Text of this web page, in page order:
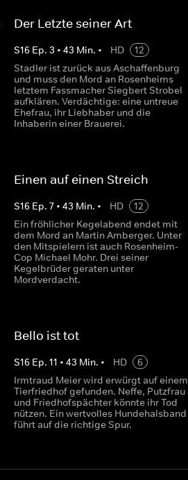
Der Letzte seiner Art
S16 Ep. 3 • 43 Min. • HD
12
Stadler ist zurück aus Aschaffenburg
und muss den Mord an Rosenheims
letztem Fassmacher Siegbert Strobel
aufklären. Verdächtige: eine untreue
Ehefrau, ihr Liebhaber und die
Inhaberin einer Brauerei.
Einen auf einen Streich
S16 Ep. 7• 43 Min. • HD
12
Ein fröhlicher Kegelabend endet mit
dem Mord an Martin Amberger. Unter
den Mitspielern ist auch Rosenheim-
Cop Michael Mohr. Drei seiner
Kegelbrüder geraten unter
Mordverdacht.
Bello ist tot
S16 Ep. 11 • 43 Min. • HD
6
Irmtraud Meier wird erwürgt auf einem
Tierfriedhof gefunden. Neffe, Putzfrau
und Friedhofspächter könnte ihr Tod
nützen. Ein wertvolles Hundehalsband
führt auf die richtige Spur.